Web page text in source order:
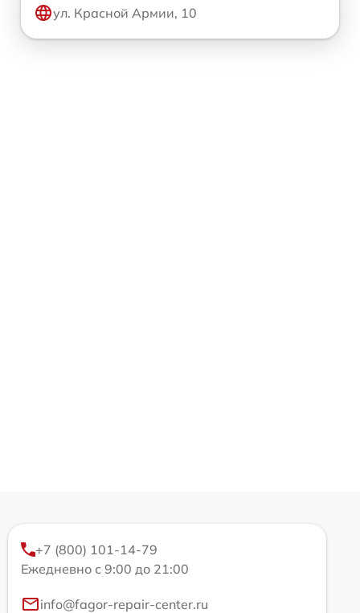
ул. Красной Армии, 10
+7 (800) 101-14-79
Ежедневно с 9:00 до 21:00
info@fagor-repair-center.ru